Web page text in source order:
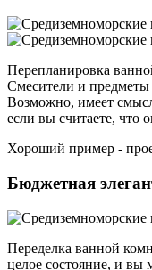
Перепланировка
Смесители и предметы
Возможно, имеет
если вы считаете, что
Хороший пример -
Бюджетная
Переделка ванной
целое состояние, и вы